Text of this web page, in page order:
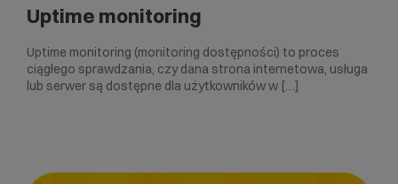
Uptime monitoring
Uptime monitoring (monitoring dostępności) to proces
ciągłego sprawdzania, czy dana strona internetowa, usługa
lub serwer są dostępne dla użytkowników w […]